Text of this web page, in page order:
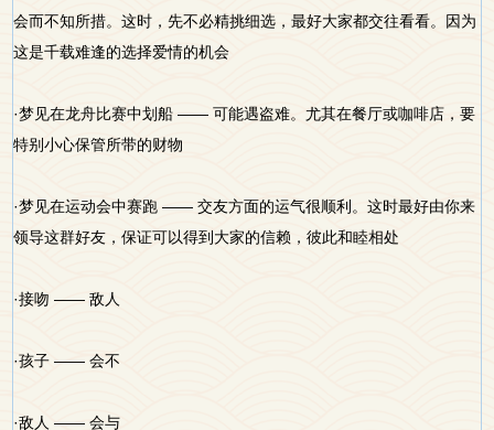
会而不知所措。这时，先不必精挑细选，最好大家都交往看看。因为
这是千载难逢的选择爱情的机会
·梦见在龙舟比赛中划船 —— 可能遇盗难。尤其在餐厅或咖啡店，要
特别小心保管所带的财物
·梦见在运动会中赛跑 —— 交友方面的运气很顺利。这时最好由你来
领导这群好友，保证可以得到大家的信赖，彼此和睦相处
·接吻 —— 敌人
·孩子 —— 会不
·敌人 —— 会与